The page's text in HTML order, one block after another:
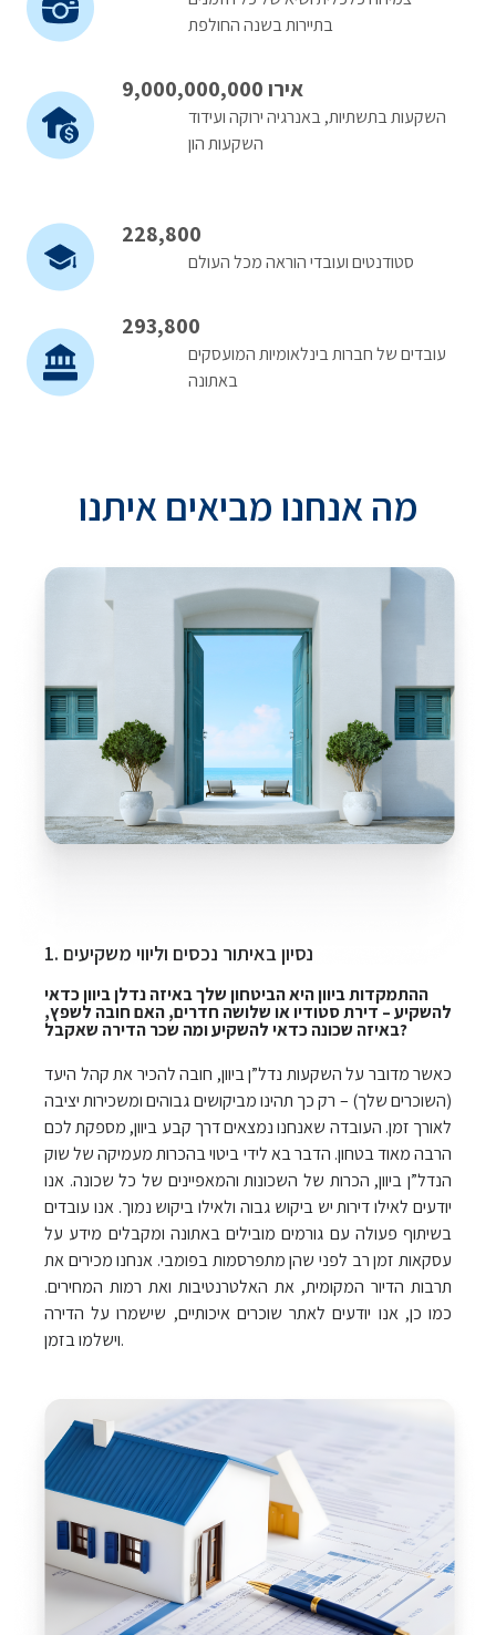
בתיירות בשנה החולפת
9,000,000,000 אירו
השקעות בתשתיות, באנרגיה ירוקה ועידוד
השקעות הון
228,800
סטודנטים ועובדי הוראה מכל העולם
293,800
עובדים של חברות בינלאומיות המועסקים
באתונה
מה אנחנו מביאים איתנו
1. נסיון באיתור נכסים וליווי משקיעים
ההתמקדות ביוון היא הביטחון שלך באיזה נדלן ביוון כדאי
להשקיע – דירת סטודיו או שלושה חדרים, האם חובה לשפץ,
באיזה שכונה כדאי להשקיע ומה שכר הדירה שאקבל?
כאשר מדובר על השקעות נדל”ן ביוון, חובה להכיר את קהל היעד
(השוכרים שלך) – רק כך תהינו מביקושים גבוהים ומשכירות יציבה
לאורך זמן. העובדה שאנחנו נמצאים דרך קבע ביוון, מספקת לכם
הרבה מאוד בטחון. הדבר בא לידי ביטוי בהכרות מעמיקה של שוק
הנדל”ן ביוון, הכרות של השכונות והמאפיינים של כל שכונה. אנו
יודעים לאילו דירות יש ביקוש גבוה ולאילו ביקוש נמוך. אנו עובדים
בשיתוף פעולה עם גורמים מובילים באתונה ומקבלים מידע על
עסקאות זמן רב לפני שהן מתפרסמות בפומבי. אנחנו מכירים את
תרבות הדיור המקומית, את האלטרנטיבות ואת רמות המחירים.
כמו כן, אנו יודעים לאתר שוכרים איכותיים, שישמרו על הדירה
וישלמו בזמן.